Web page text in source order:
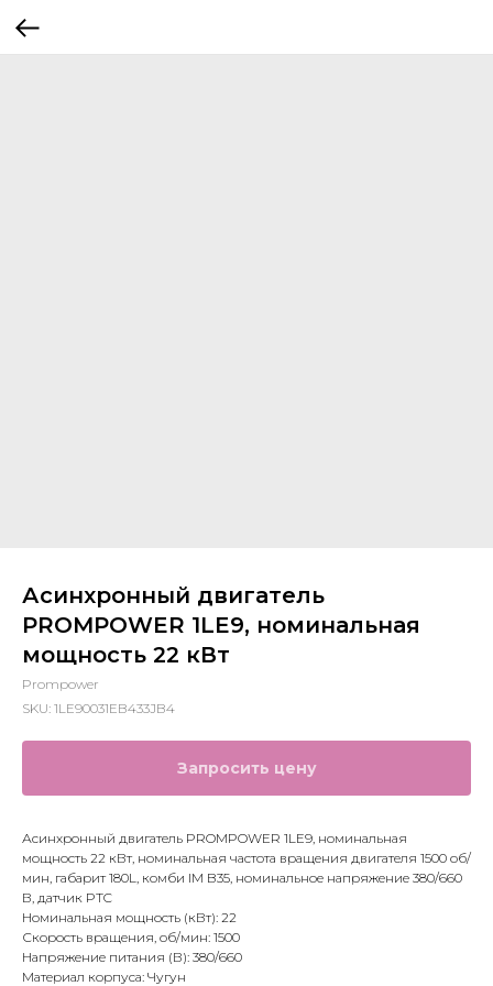
Асинхронный двигатель
PROMPOWER 1LE9, номинальная
мощность 22 кВт
Prompower
SKU: 1LE90031EB433JB4
Запросить цену
Асинхронный двигатель PROMPOWER 1LE9, номинальная
мощность 22 кВт, номинальная частота вращения двигателя 1500 об/
мин, габарит 180L, комби IM B35, номинальное напряжение 380/660
В, датчик PTC
Номинальная мощность (кВт): 22
Скорость вращения, об/мин: 1500
Напряжение питания (В): 380/660
Материал корпуса: Чугун